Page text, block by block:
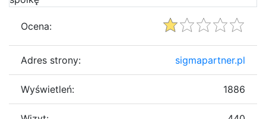
Ocena:
Adres strony: sigmapartner.pl
Wyświetleń: 1886